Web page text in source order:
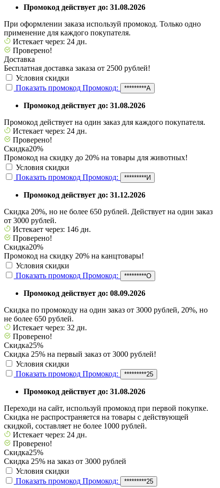
Промокод действует до: 31.08.2026
При оформлении заказа используй промокод. Только одно
применение для каждого покупателя.
Истекает через: 24 дн.
Проверено!
Доставка
Бесплатная доставка заказа от 2500 рублей!
Условия скидки
Показать промокод Промокод: *********А
Промокод действует до: 31.08.2026
Промокод действует на один заказ для каждого покупателя.
Истекает через: 24 дн.
Проверено!
Скидка20%
Промокод на скидку до 20% на товары для животных!
Условия скидки
Показать промокод Промокод: *********И
Промокод действует до: 31.12.2026
Скидка 20%, но не более 650 рублей. Действует на один заказ
от 3000 рублей.
Истекает через: 146 дн.
Проверено!
Скидка20%
Промокод на скидку 20% на канцтовары!
Условия скидки
Показать промокод Промокод: *********О
Промокод действует до: 08.09.2026
Скидка по промокоду на один заказ от 3000 рублей, 20%, но
не более 650 рублей.
Истекает через: 32 дн.
Проверено!
Скидка25%
Скидка 25% на первый заказ от 3000 рублей!
Условия скидки
Показать промокод Промокод: *********25
Промокод действует до: 31.08.2026
Переходи на сайт, используй промокод при первой покупке.
Скидка не распространяется на товары с действующей
скидкой, составляет не более 1000 рублей.
Истекает через: 24 дн.
Проверено!
Скидка25%
Скидка 25% на заказ от 3000 рублей
Условия скидки
Показать промокод Промокод: *********25